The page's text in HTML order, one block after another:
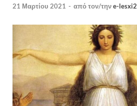
21 Μαρτίου 2021 - από τον/τηνe-lesxi2